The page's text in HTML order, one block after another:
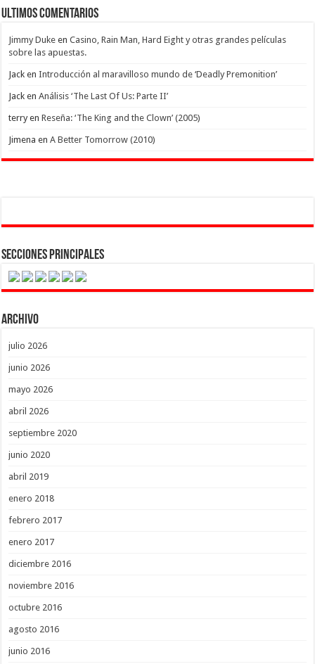
Ultimos Comentarios
Jimmy Duke enCasino, Rain Man, Hard Eight y otras grandes películas
sobre las apuestas.
Jack enIntroducción al maravilloso mundo de ‘Deadly Premonition’
Jack enAnálisis ‘The Last Of Us: Parte II’
terryenReseña: ‘The King and the Clown’ (2005)
Jimena enA Better Tomorrow (2010)
Secciones Principales
Archivo
julio 2026
junio 2026
mayo 2026
abril 2026
septiembre 2020
junio 2020
abril 2019
enero 2018
febrero 2017
enero 2017
diciembre 2016
noviembre 2016
octubre 2016
agosto 2016
junio 2016